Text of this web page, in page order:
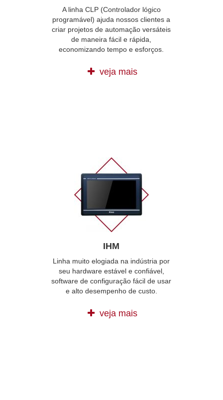
A linha CLP (Controlador lógico
programável) ajuda nossos clientes a
criar projetos de automação versáteis
de maneira fácil e rápida,
economizando tempo e esforços.
veja mais
IHM
Linha muito elogiada na indústria por
seu hardware estável e confiável,
software de configuração fácil de usar
e alto desempenho de custo.
veja mais